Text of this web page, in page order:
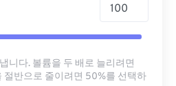
니다. 볼륨을 두 배로 늘리려면
반으로 줄이려면 50%를 선택하